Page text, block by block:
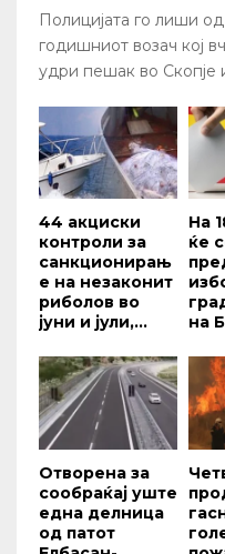
Полицијата го лиши
годишниот возач кој
удри пешак во Скопје
44 акциски
контроли за
санкционирањ
е на незаконит
риболов во
јуни и јули,...
На
ќе
на
Отворена за
сообраќај уште
една делница
од патот